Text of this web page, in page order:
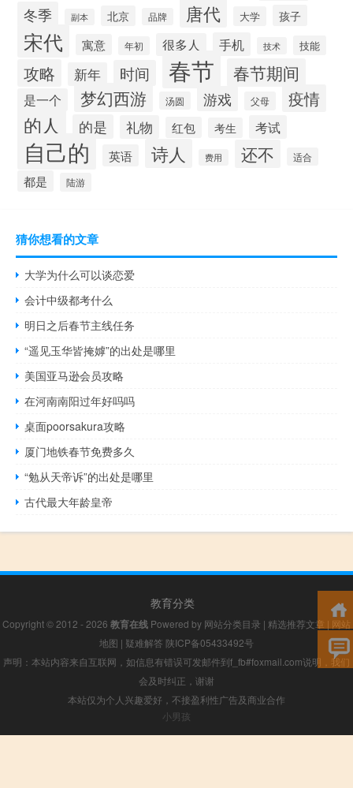
冬季 副本 北京 品牌 唐代 大学 孩子
宋代 寓意 年初 很多人 手机 技术 技能
攻略 新年 时间 春节 春节期间
是一个 梦幻西游 汤圆 游戏 父母 疫情
的人 的是 礼物 红包 考生 考试
自己的 英语 诗人 费用 还不 适合
都是 陆游
猜你想看的文章
大学为什么可以谈恋爱
会计中级都考什么
明日之后春节主线任务
“遥见玉华皆掩嫭”的出处是哪里
美国亚马逊会员攻略
在河南南阳过年好吗吗
桌面poorsakura攻略
厦门地铁春节免费多久
“勉从天帝诉”的出处是哪里
古代最大年龄皇帝
教育分类
Copyright © 2012 - 2026 教育在线 Powered by 网站分类目录 | 精选推荐文章 | 网站
地图 | 疑难解答 陕ICP备05433492号
声明：本站内容来自互联网，如信息有错误可发邮件到f_fb#foxmail.com说明，我们
会及时纠正，谢谢
本站仅为个人兴趣爱好，不接盈利性广告及商业合作
小男孩